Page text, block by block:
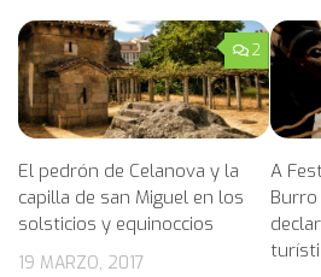
2
El pedrón de Celanova y la
capilla de san Miguel en los
solsticios y equinoccios
19 MARZO, 2017
A
Burro